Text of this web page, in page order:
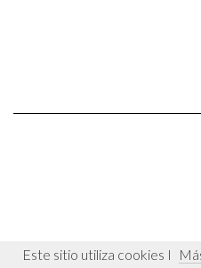
Este sitio utiliza cookies I